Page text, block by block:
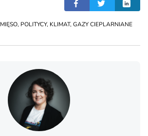
MIĘSO, POLITYCY, KLIMAT, GAZY CIEPLARNIANE